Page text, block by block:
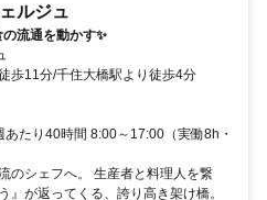
ルジュ
の流通を動かす✨
歩11分/千住大橋駅より徒歩4分
たり40時間 8:00～17:00（実働8h・
のシェフへ。 生産者と料理人を繋
』が返ってくる、誇り高き架け橋。